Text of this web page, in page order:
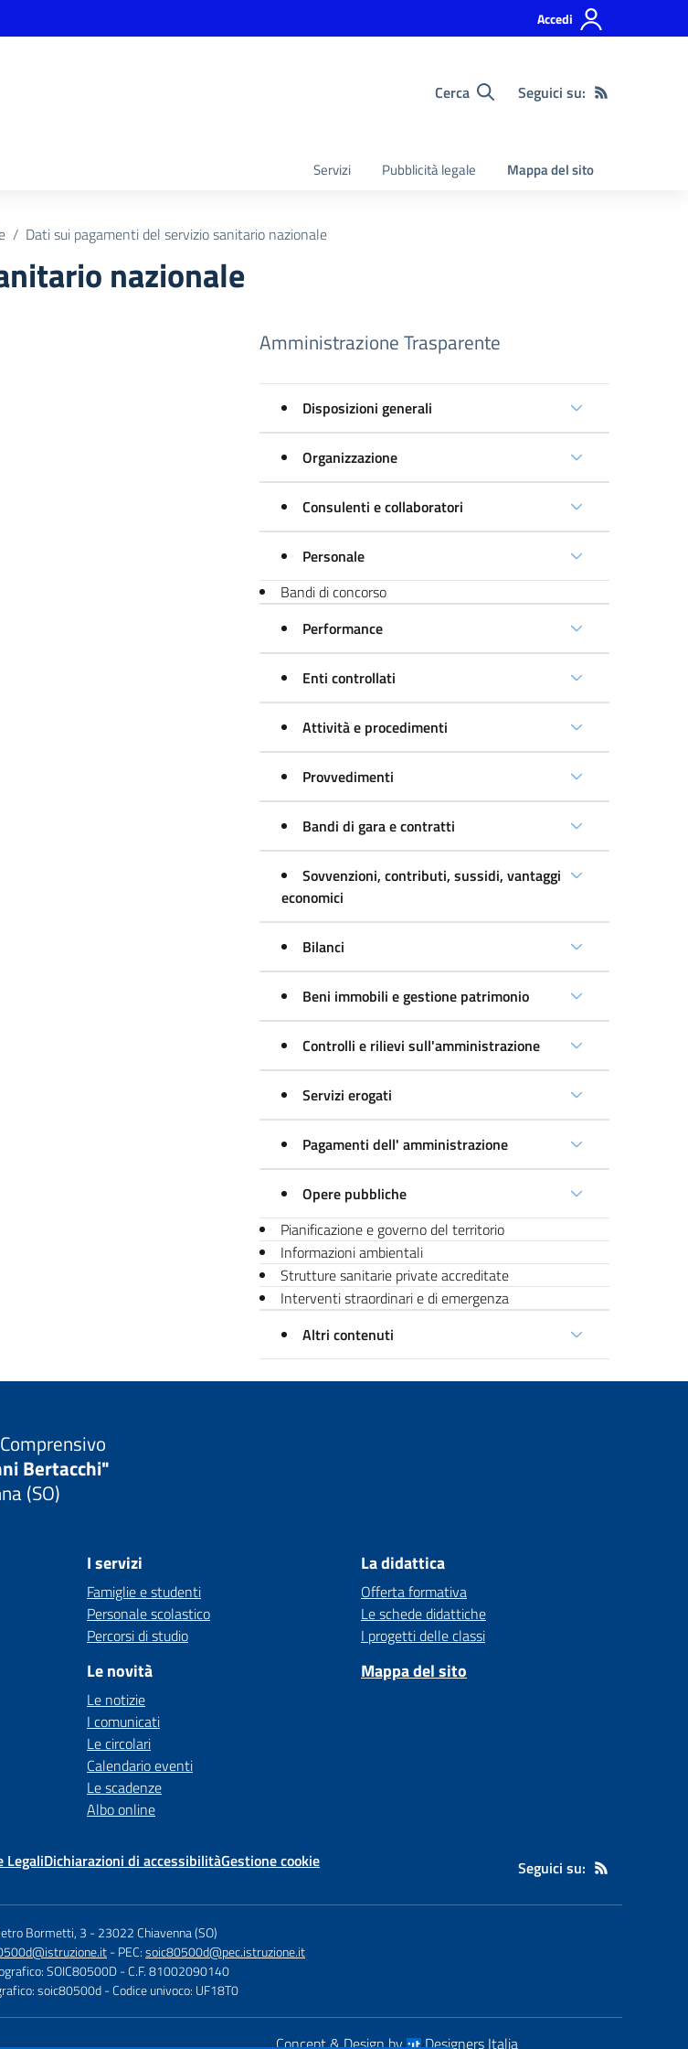
Accedi
Cerca Seguici su:
Servizi Pubblicità legale Mappa del sito
Dati sui pagamenti del servizio sanitario nazionale
nazionale
Amministrazione Trasparente
Disposizioni generali
Organizzazione
Consulenti e collaboratori
Personale
Bandi di concorso
Performance
Enti controllati
Attività e procedimenti
Provvedimenti
Bandi di gara e contratti
Sovvenzioni, contributi, sussidi, vantaggi
economici
Bilanci
Beni immobili e gestione patrimonio
Controlli e rilievi sull'amministrazione
Servizi erogati
Pagamenti dell' amministrazione
Opere pubbliche
Pianificazione e governo del territorio
Informazioni ambientali
Strutture sanitarie private accreditate
Interventi straordinari e di emergenza
Altri contenuti
Bertacchi"
(SO)
I servizi
Famiglie e studenti
Personale scolastico
Percorsi di studio
Le novità
Le notizie
I comunicati
Le circolari
Calendario eventi
Le scadenze
Albo online
La didattica
Offerta formativa
Le schede didattiche
I progetti delle classi
Mappa del sito
LegaliDichiarazioni di accessibilitàGestione cookie Seguici su:
Bormetti, 3 -23022 Chiavenna (SO)
- PEC:soic80500d@pec.istruzione.it
SOIC80500D - C.F. 81002090140
soic80500d - Codice univoco: UF18T0
Concept & Design by Designers Italia